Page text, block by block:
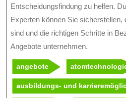
Entscheidungsfindung zu helfen.
Experten können Sie sicherstellen,
sind und die richtigen Schritte in
Angebote unternehmen.
angebote
ausbildungs- und